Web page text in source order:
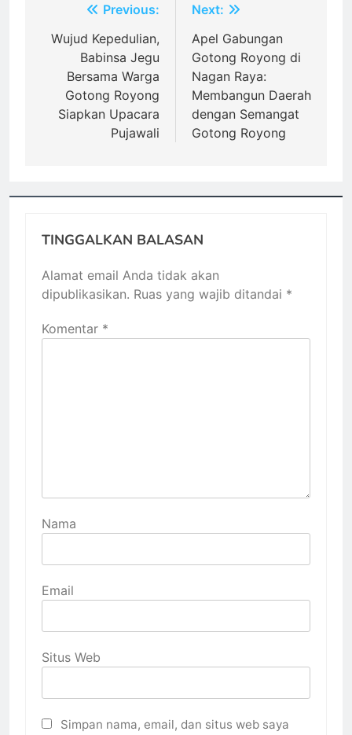
Navigasi
pos
Previous:
Wujud Kepedulian,
Babinsa Jegu
Bersama Warga
Gotong Royong
Siapkan Upacara
Pujawali
Next:
Apel Gabungan
Gotong Royong di
Nagan Raya:
Membangun Daerah
dengan Semangat
Gotong Royong
TINGGALKAN BALASAN
Alamat email Anda tidak akan
dipublikasikan. Ruas yang wajib ditandai *
Komentar *
Nama
Email
Situs Web
Simpan nama, email, dan situs web saya